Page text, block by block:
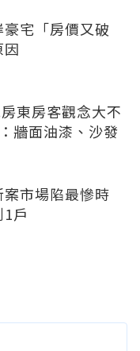
宅「房價又破
東房客觀念大不
牆面油漆、沙發
市場陷最慘時
戶